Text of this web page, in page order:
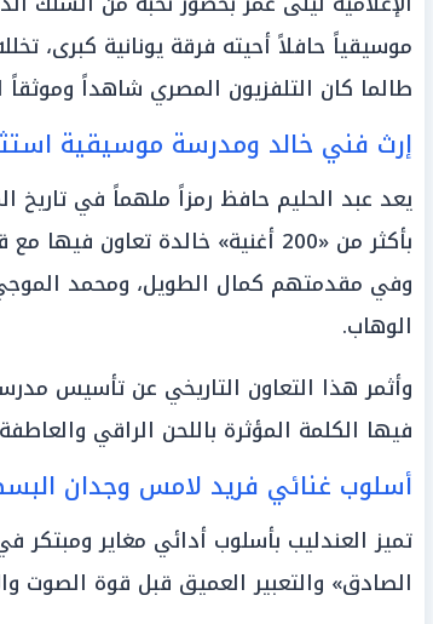
موسيقياً حافلاً أحيته فرقة يونانية كبرى،
طالما كان التلفزيون المصري شاهداً وموثقاً
إرث فني خالد ومدرسة موسيقية
يعد عبد الحليم حافظ رمزاً ملهماً في تاريخ
بأكثر من «200 أغنية» خالدة
وفي مقدمتهم كمال الطويل، ومحمد
الوهاب.
وأثمر هذا التعاون التاريخي عن تأسيس
فيها الكلمة المؤثرة باللحن الراقي
أسلوب غنائي فريد لامس وجدان
تميز العندليب بأسلوب أدائي مغاير
الصادق» والتعبير العميق قبل قوة الصوت